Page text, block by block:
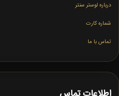
درباره لوستر سنتر
شماره کارت
تماس با ما